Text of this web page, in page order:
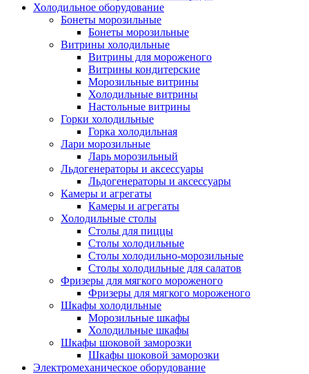
Холодильное оборудование
Бонеты морозильные
Бонеты морозильные
Витрины холодильные
Витрины для мороженого
Витрины кондитерские
Морозильные витрины
Холодильные витрины
Настольные витрины
Горки холодильные
Горка холодильная
Лари морозильные
Ларь морозильный
Льдогенераторы и аксессуары
Льдогенераторы и аксессуары
Камеры и агрегаты
Камеры и агрегаты
Холодильные столы
Столы для пиццы
Столы холодильные
Столы холодильно-морозильные
Столы холодильные для салатов
Фризеры для мягкого мороженого
Фризеры для мягкого мороженого
Шкафы холодильные
Mорозильные шкафы
Холодильные шкафы
Шкафы шоковой заморозки
Шкафы шоковой заморозки
Электромеханическое оборудование